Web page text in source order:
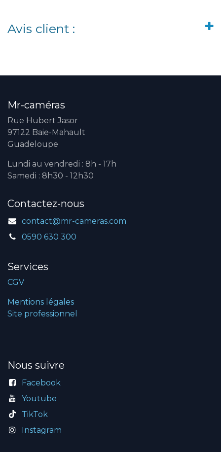
Avis client :
Mr-caméras
Rue Hubert Jasor
97122 Baie-Mahault
Guadeloupe
Lundi au vendredi : 8h - 17h
Samedi : 8h30 - 12h30
Contactez-nous
contact@mr-cameras.com
0590 630 300
Services
CGV
Mentions légales
Site professionnel
Nous suivre
Facebook
Youtube
TikTok
Instagram